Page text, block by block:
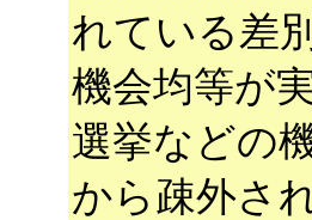
れている差
機会均等が
選挙などの
から疎外さ